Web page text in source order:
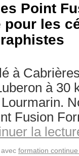
Point
les
à
à 30
Fusion
la
formation